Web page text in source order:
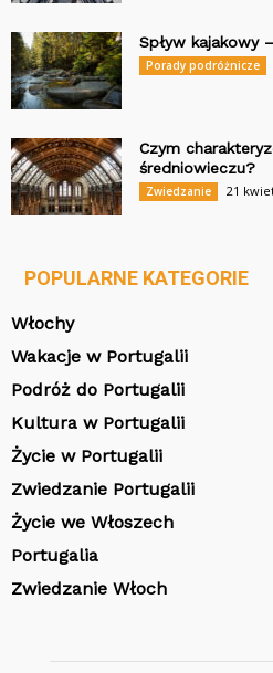
Spływ kajakowy
Porady podróżnicze
Czym
średniowieczu?
Zwiedzanie 21
POPULARNE KATEGORIE
Włochy
Wakacje w Portugalii
Podróż do Portugalii
Kultura w Portugalii
Życie w Portugalii
Zwiedzanie Portugalii
Życie we Włoszech
Portugalia
Zwiedzanie Włoch